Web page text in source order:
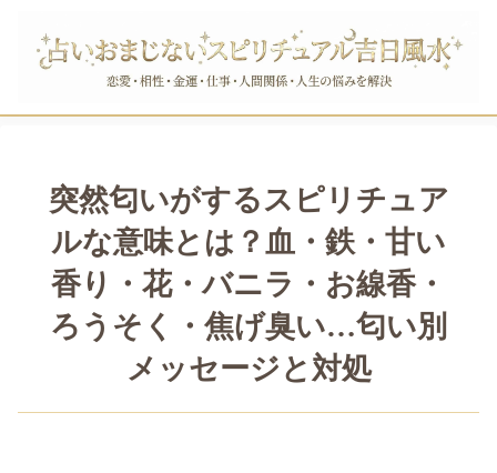
突然匂いがするスピリチュア
ルな意味とは？血・鉄・甘い
香り・花・バニラ・お線香・
ろうそく・焦げ臭い…匂い別
メッセージと対処